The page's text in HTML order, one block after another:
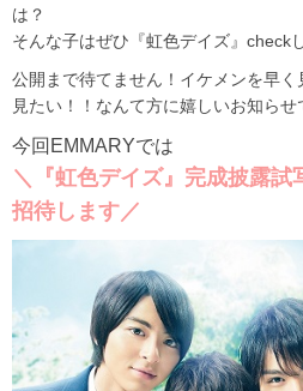
は？
そんな子はぜひ『虹色デイズ』check
公開まで待てません！イケメンを早
見たい！！なんて方に嬉しいお知らせ
今回EMMARYでは
＼『虹色デイズ』完成披露試
招待します／